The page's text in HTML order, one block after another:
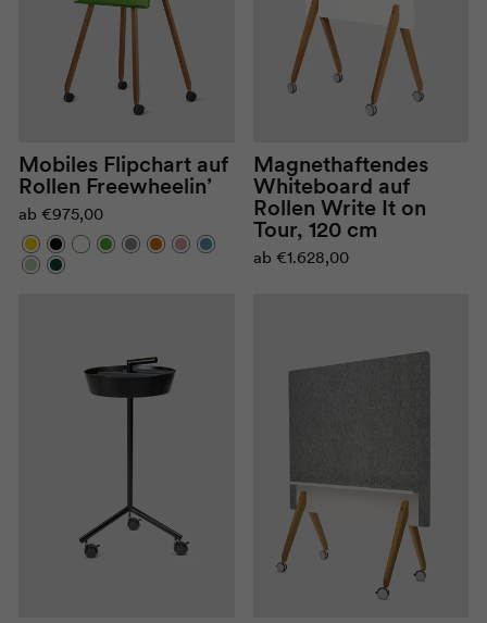
Mobiles Flipchart auf
Rollen Freewheelin’
ab €975,00
Magnethaftendes
Whiteboard auf
Rollen Write It on
Tour, 120 cm
ab €1.628,00